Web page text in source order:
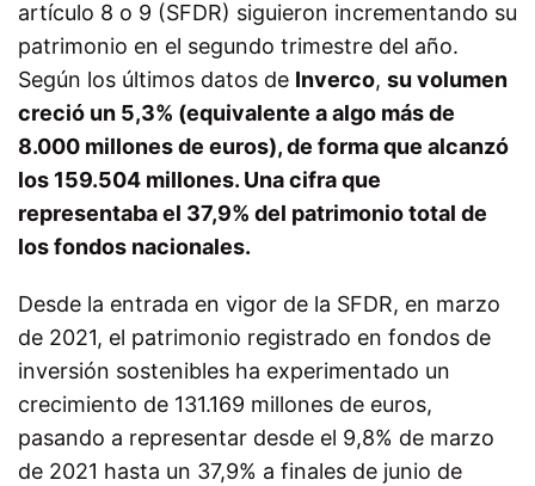
artículo 8 o 9 (SFDR) siguieron incrementando su
patrimonio en el segundo trimestre del año.
Según los últimos datos de Inverco, su volumen
creció un 5,3% (equivalente a algo más de
8.000 millones de euros), de forma que alcanzó
los 159.504 millones. Una cifra que
representaba el 37,9% del patrimonio total de
los fondos nacionales.
Desde la entrada en vigor de la SFDR, en marzo
de 2021, el patrimonio registrado en fondos de
inversión sostenibles ha experimentado un
crecimiento de 131.169 millones de euros,
pasando a representar desde el 9,8% de marzo
de 2021 hasta un 37,9% a finales de junio de